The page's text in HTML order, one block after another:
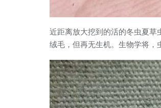
近距离放大挖到的活的冬虫夏草
绒毛，但再无生机。生物学将，